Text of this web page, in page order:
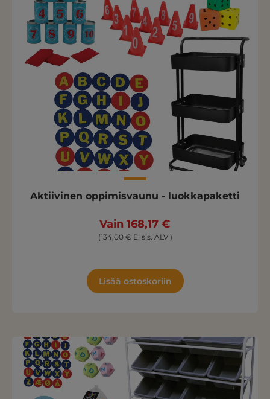
Aktiivinen oppimisvaunu - luokkapaketti
Vain 168,17 €
(134,00 € Ei sis. ALV )
Lisää ostoskoriin